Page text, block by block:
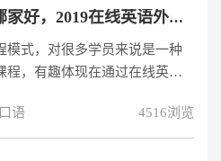
亲子英语在线学英语哪家好，2019在线英语外教哪个靠谱？
模式，对很多学员来说是一种
程，有趣体现在通过在线英语
呢？亲子英语在线学英语哪家
网的理由：1）阿卡索有着优质
语 4516浏览